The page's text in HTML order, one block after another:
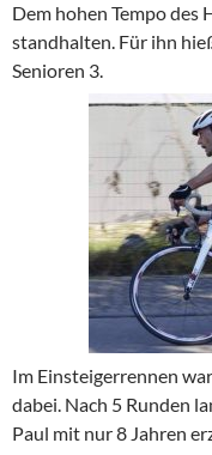
Dem hohen Tempo
standhalten. Für ihn
Senioren 3.
Im Einsteigerrennen
dabei. Nach 5 Runden
Paul mit nur 8 Jahren